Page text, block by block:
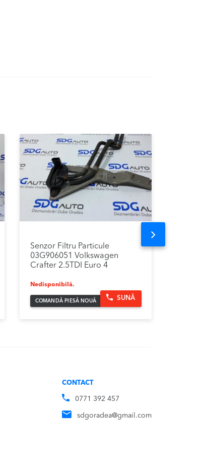
Senzor Filtru Particule
03G906051 Volkswagen
Crafter 2.5TDI Euro 4
Nedisponibilă.
COMANDĂ PIESĂ NOUĂ SUNĂ
Next
CONTACT
0771 392 457
sdgoradea@gmail.com